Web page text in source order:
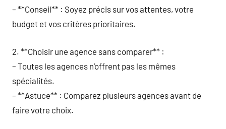
– **Conseil** : Soyez précis sur vos attentes, votre
budget et vos critères prioritaires.
2. **Choisir une agence sans comparer** :
– Toutes les agences n’offrent pas les mêmes
spécialités.
– **Astuce** : Comparez plusieurs agences avant de
faire votre choix.